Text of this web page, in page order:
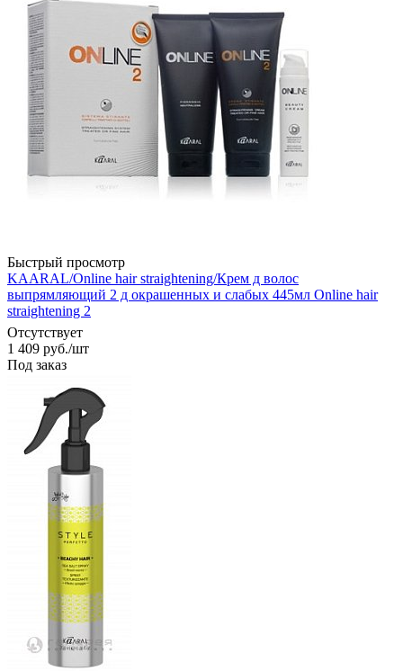
Быстрый просмотр
KAARAL/Online hair straightening/Крем д волос
выпрямляющий 2 д окрашенных и слабых 445мл Online hair
straightening 2
Отсутствует
1 409 руб./шт
Под заказ